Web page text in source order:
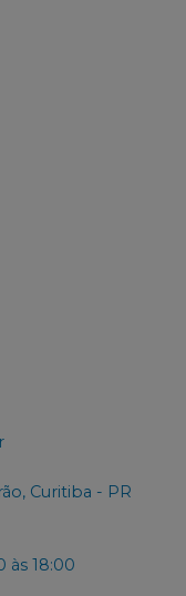
Curitiba - PR
às 18:00